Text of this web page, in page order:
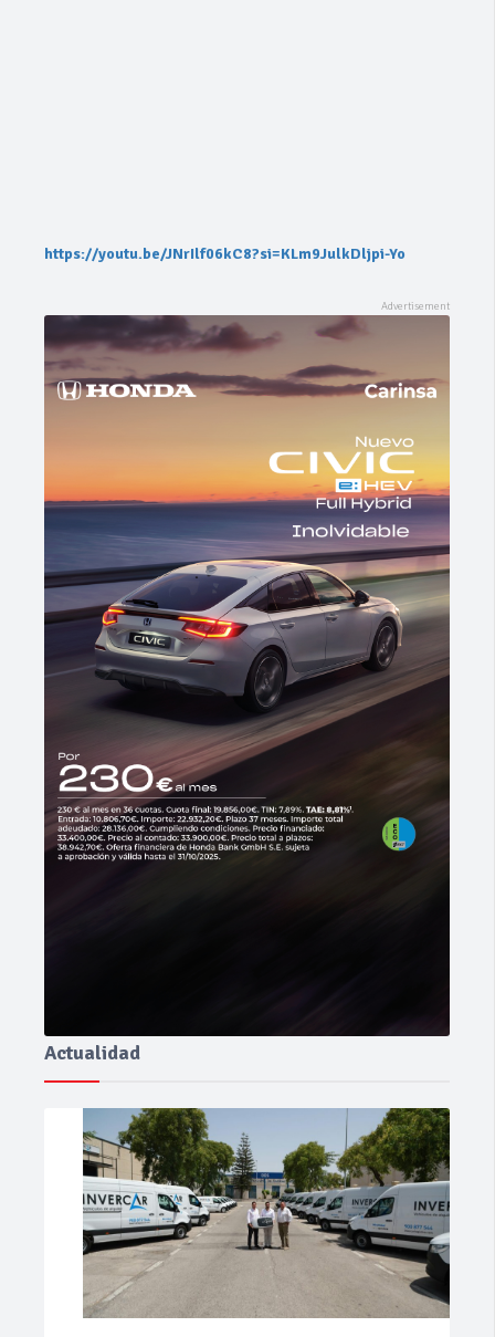
https://youtu.be/JNrIlf06kC8?si=KLm9JulkDljpi-Yo
Actualidad